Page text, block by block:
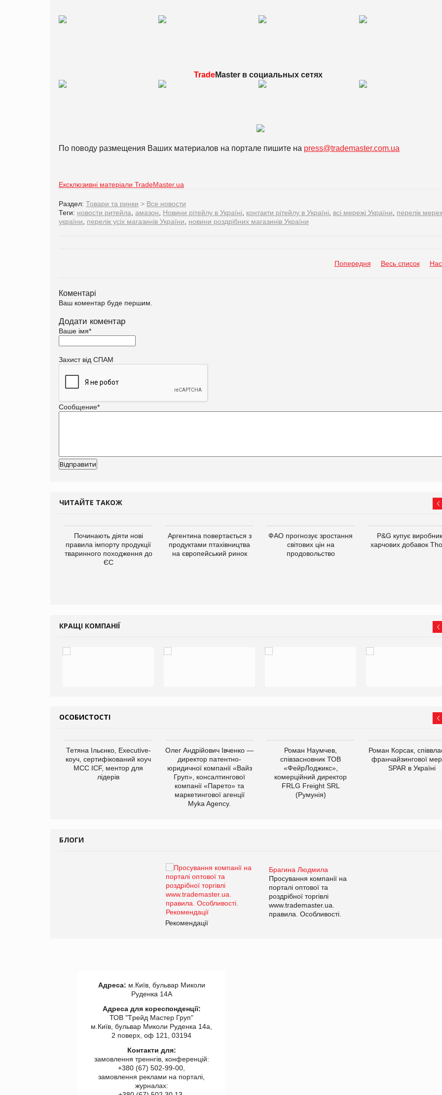
TradeMaster в социальных сетях
По поводу размещения Ваших материалов на портале пишите на press@trademaster.com.ua
Ексклюзивні матеріали TradeMaster.ua
Раздел: Товари та ринки > Все новости
Теги: новости ритейла амазон Новини рітейлу в Україні контакти рітейлу в Україні всі мережі України
перелік
україни
перелік усіх магазинів України новини роздрібних магазинів України
Попередня Весь список
Коментарі
Ваш коментар буде першим.
Додати коментар
Ваше імя*
Захист від СПАМ
Сообщение*
ЧИТАЙТЕ ТАКОЖ
Починають діяти нові
правила імпорту продукції
тваринного походження до
ЄС
Аргентина повертається з
продуктами птахівництва
на європейський ринок
ФАО прогнозує зростання
світових цін на
продовольство
P&G купує
харчових добавок
КРАЩІ КОМПАНІЇ
ОСОБИСТОСТІ
Тетяна Ільєнко, Executive-
коуч, сертифікований коуч
МСС ICF, ментор для
лідерів
Олег Андрійович Івченко —
директор патентно-
юридичної компанії «Вайз
Груп», консалтингової
компанії «Парето» та
маркетингової агенції
Myka Agency.
Роман Наумчев,
співзасновник ТОВ
«ФейрЛоджикс»,
комерційний директор
FRLG Freight SRL
(Румунія)
Роман Корсак,
франчайзингової
SPAR в Україні
БЛОГИ
Брагина Людмила
Просування компанії на
порталі оптової та
роздрібної торгівлі
www.trademaster.ua.
правила. Особливості.
Рекомендації
Адреса: м.Київ, бульвар Миколи
Руденка 14А
Адреса для кореспонденції:
ТОВ "Tрейд Мастер Груп"
м.Київ, бульвар Миколи Руденка 14а,
2 поверх, оф 121, 03194
Контакти для:
замовлення треннгів, конференцій:
+380 (67) 502-99-00,
замовлення реклами на порталі,
журналах: